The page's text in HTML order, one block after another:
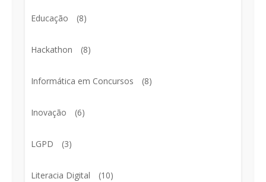
Educação (8)
Hackathon (8)
Informática em Concursos (8)
Inovação (6)
LGPD (3)
Literacia Digital (10)